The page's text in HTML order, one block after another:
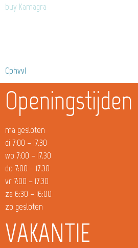
buy Kamagra
CphvvI
Openingstijden
ma gesloten
di 7:00 – 17.30
wo 7:00 – 17.30
do 7:00 – 17.30
vr 7:00 – 17.30
za 6:30 – 16:00
zo gesloten
VAKANTIE